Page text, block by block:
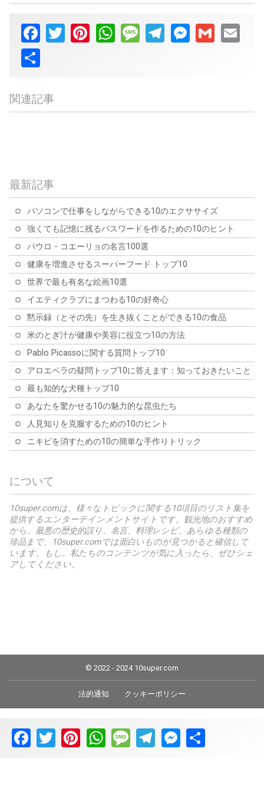
Facebook
Twitter PinterestWhatsAppMessageTelegramMessenger
Gmail Email
Share
関連記事
最新記事
パソコンで仕事をしながらできる10のエクササイズ
強くても記憶に残るパスワードを作るための10のヒント
パウロ・コエーリョの名言100選
健康を増進させるスーパーフード トップ10
世界で最も有名な絵画10選
イエティクラブにまつわる10の好奇心
黙示録（とその先）を生き抜くことができる10の食品
米のとぎ汁が健康や美容に役立つ10の方法
Pablo Picassoに関する質問トップ10
アロエベラの疑問トップ10に答えます：知っておきたいこと
最も知的な犬種トップ10
あなたを驚かせる10の魅力的な昆虫たち
人見知りを克服するための10のヒント
ニキビを消すための10の簡単な手作りトリック
について
10super.comは、様々なトピックに関する10項目のリスト集を
提供するエンターテインメントサイトです。観光地のおすすめ
から、最悪の歴史的誤り、名言、料理レシピ、あらゆる種類の
珍品まで、10super.comでは面白いものが見つかると確信して
います。もし、私たちのコンテンツが気に入ったら、ぜひシェ
アしてください。
© 2022 - 2024 10super.com
法的通知 クッキーポリシー
Facebook
Twitter PinterestWhatsAppMessageTelegramMessenger